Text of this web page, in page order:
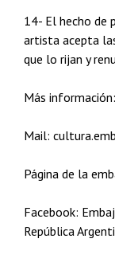
14- El hecho de
artista acepta
que lo rijan y
Más
Mail:
Página de la
Facebook:
República